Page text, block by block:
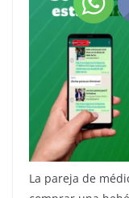
La pareja de